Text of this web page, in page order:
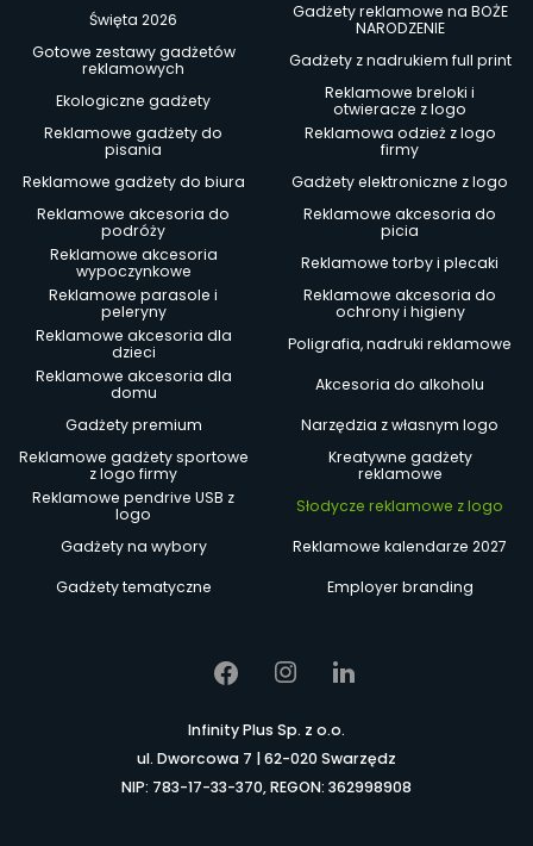
Święta 2026
Gadżety reklamowe na BOŻE
NARODZENIE
Gotowe zestawy gadżetów
reklamowych
Gadżety z nadrukiem full print
Ekologiczne gadżety
Reklamowe breloki i
otwieracze z logo
Reklamowe gadżety do
pisania
Reklamowa odzież z logo
firmy
Reklamowe gadżety do biura
Gadżety elektroniczne z logo
Reklamowe akcesoria do
podróży
Reklamowe akcesoria do
picia
Reklamowe akcesoria
wypoczynkowe
Reklamowe torby i plecaki
Reklamowe parasole i
peleryny
Reklamowe akcesoria do
ochrony i higieny
Reklamowe akcesoria dla
dzieci
Poligrafia, nadruki reklamowe
Reklamowe akcesoria dla
domu
Akcesoria do alkoholu
Gadżety premium
Narzędzia z własnym logo
Reklamowe gadżety sportowe
z logo firmy
Kreatywne gadżety
reklamowe
Reklamowe pendrive USB z
logo
Słodycze reklamowe z logo
Gadżety na wybory
Reklamowe kalendarze 2027
Gadżety tematyczne
Employer branding
Infinity Plus Sp. z o.o.
ul. Dworcowa 7 | 62-020 Swarzędz
NIP: 783-17-33-370, REGON: 362998908